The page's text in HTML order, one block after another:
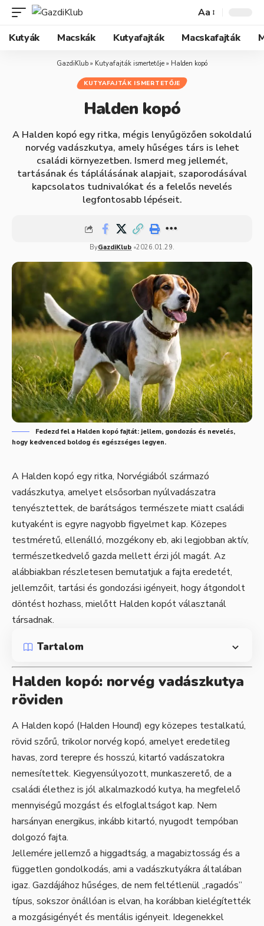
Aa
Kutyák
Macskák Kutyafajták Macskafajták
GazdiKlub » Kutyafajták ismertetője » Halden kopó
KUTYAFAJTÁK ISMERTETŐJE
Halden kopó
A Halden kopó egy ritka, mégis lenyűgözően sokoldalú
norvég vadászkutya, amely hűséges társ is lehet
családi környezetben. Ismerd meg jellemét,
tartásának és táplálásának alapjait, szaporodásával
kapcsolatos tudnivalókat és a felelős nevelés
legfontosabb lépéseit.
ByGazdiKlub 2026.01.29.
Fedezd fel a Halden kopó fajtát: jellem, gondozás és nevelés,
hogy kedvenced boldog és egészséges legyen.
A Halden kopó egy ritka, Norvégiából származó
vadászkutya, amelyet elsősorban nyúlvadászatra
tenyésztettek, de barátságos természete miatt családi
kutyaként is egyre nagyobb figyelmet kap. Közepes
testméretű, ellenálló, mozgékony eb, aki legjobban aktív,
természetkedvelő gazda mellett érzi jól magát. Az
alábbiakban részletesen bemutatjuk a fajta eredetét,
jellemzőit, tartási és gondozási igényeit, hogy átgondolt
döntést hozhass, mielőtt Halden kopót választanál
társadnak.
Tartalom
Halden kopó: norvég vadászkutya
röviden
A Halden kopó (Halden Hound) egy közepes testalkatú,
rövid szőrű, trikolor norvég kopó, amelyet eredetileg
havas, zord terepre és hosszú, kitartó vadászatokra
nemesítettek. Kiegyensúlyozott, munkaszerető, de a
családi élethez is jól alkalmazkodó kutya, ha megfelelő
mennyiségű mozgást és elfoglaltságot kap. Nem
harsányan energikus, inkább kitartó, nyugodt tempóban
dolgozó fajta.
Jellemére jellemző a higgadtság, a magabiztosság és a
független gondolkodás, ami a vadászkutyákra általában
igaz. Gazdájához hűséges, de nem feltétlenül „ragadós”
típus, sokszor önállóan is elvan, ha korábban kielégítették
a mozgásigényét és mentális igényeit. Idegenekkel